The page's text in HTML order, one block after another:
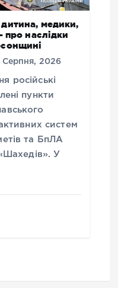
медики,
про наслідки
Серпня, 2026
російські
пункти
систем
та БпЛА
У